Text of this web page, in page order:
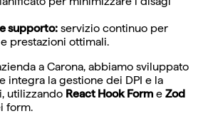
supporto: servizio continuo per
prestazioni ottimali.
a Carona, abbiamo sviluppato
integra la gestione dei DPI e la
utilizzando React Hook Form e Zod
form.